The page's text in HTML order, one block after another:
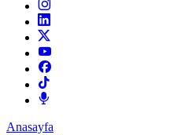
Anasayfa